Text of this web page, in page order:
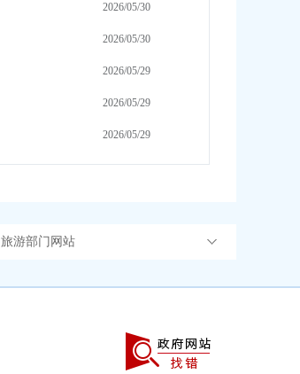
2026/05/30
2026/05/30
2026/05/29
2026/05/29
2026/05/29
旅游部门网站